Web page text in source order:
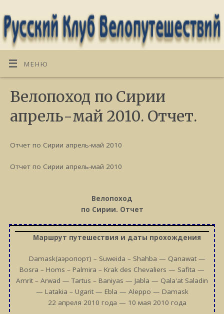
МЕНЮ
Велопоход по Сирии
апрель-май 2010. Отчет.
Отчет по Сирии апрель-май 2010
Отчет по Сирии апрель-май 2010
Велопоход
по Сирии. Отчет
Маршрут путешествия и даты прохождения
Damask(аэропорт) – Suweida – Shahba — Qanawat —
Bosra – Homs – Palmira – Krak des Chevaliers — Safita —
Amrit – Arwad — Tartus – Baniyas — Jabla — Qala'at Saladin
— Latakia – Ugarit — Ebla — Aleppo — Damask
22 апреля 2010 года — 10 мая 2010 года